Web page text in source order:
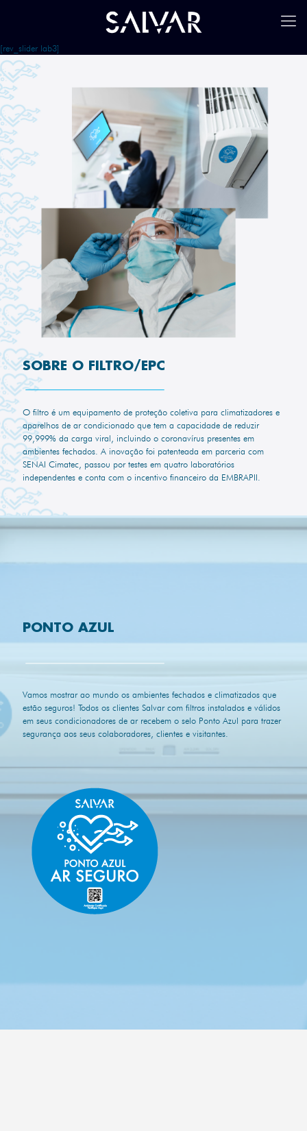
[rev_slider lab3]
SOBRE O FILTRO/EPC
O filtro é um equipamento de proteção coletiva para climatizadores e
aparelhos de ar condicionado que tem a capacidade de reduzir
99,999% da carga viral, incluindo o coronavírus presentes em
ambientes fechados. A inovação foi patenteada em parceria com
SENAI Cimatec, passou por testes em quatro laboratórios
independentes e conta com o incentivo financeiro da EMBRAPII.
PONTO AZUL
Vamos mostrar ao mundo os ambientes fechados e climatizados que
estão seguros! Todos os clientes Salvar com filtros instalados e válidos
em seus condicionadores de ar recebem o selo Ponto Azul para trazer
segurança aos seus colaboradores, clientes e visitantes.